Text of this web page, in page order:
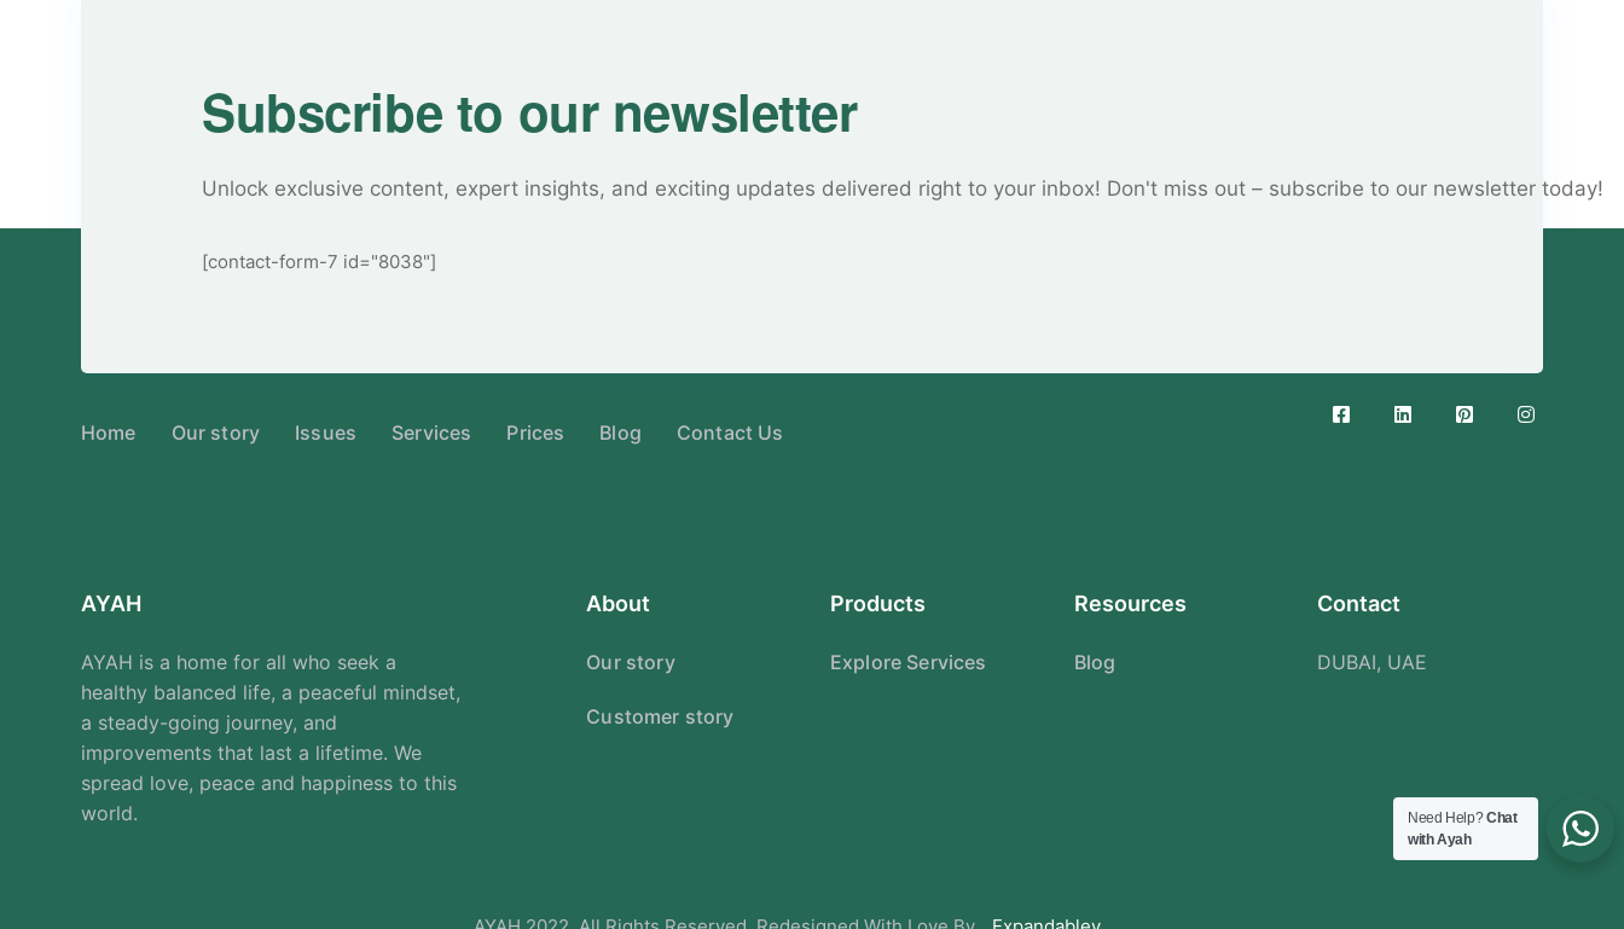
Subscribe to our newsletter
Unlock exclusive content, expert insights, and exciting updates delivered right to your inbox! Don't miss out – subscribe to our newsletter today!
[contact-form-7 id="8038"]
Home Our story Issues Services Prices Blog Contact Us
AYAH
AYAH is a home for all who seek a
healthy balanced life, a peaceful mindset,
a steady-going journey, and
improvements that last a lifetime. We
spread love, peace and happiness to this
world.
About
Our story
Customer story
Products
Explore Services
Resources
Blog
Contact
DUBAI, UAE
Need Help?Chat
with Ayah